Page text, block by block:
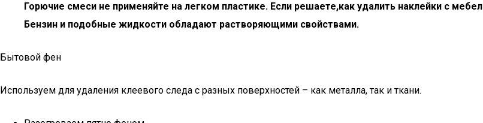
Горючие смеси не применяйте на легком пластике. Если решаете,как удалить наклейки с
Бензин и подобные жидкости обладают растворяющими свойствами.
Бытовой фен
Используем для удаления клеевого следа с разных поверхностей – как металла, так и ткани.